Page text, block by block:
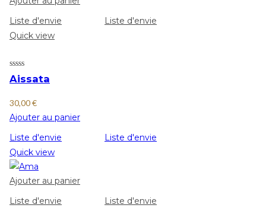
Liste d'envie
Liste d'envie
Quick view
Aissata
30,00€
Ajouter au panier
Liste d'envie
Liste d'envie
Quick view
Ajouter au panier
Liste d'envie
Liste d'envie